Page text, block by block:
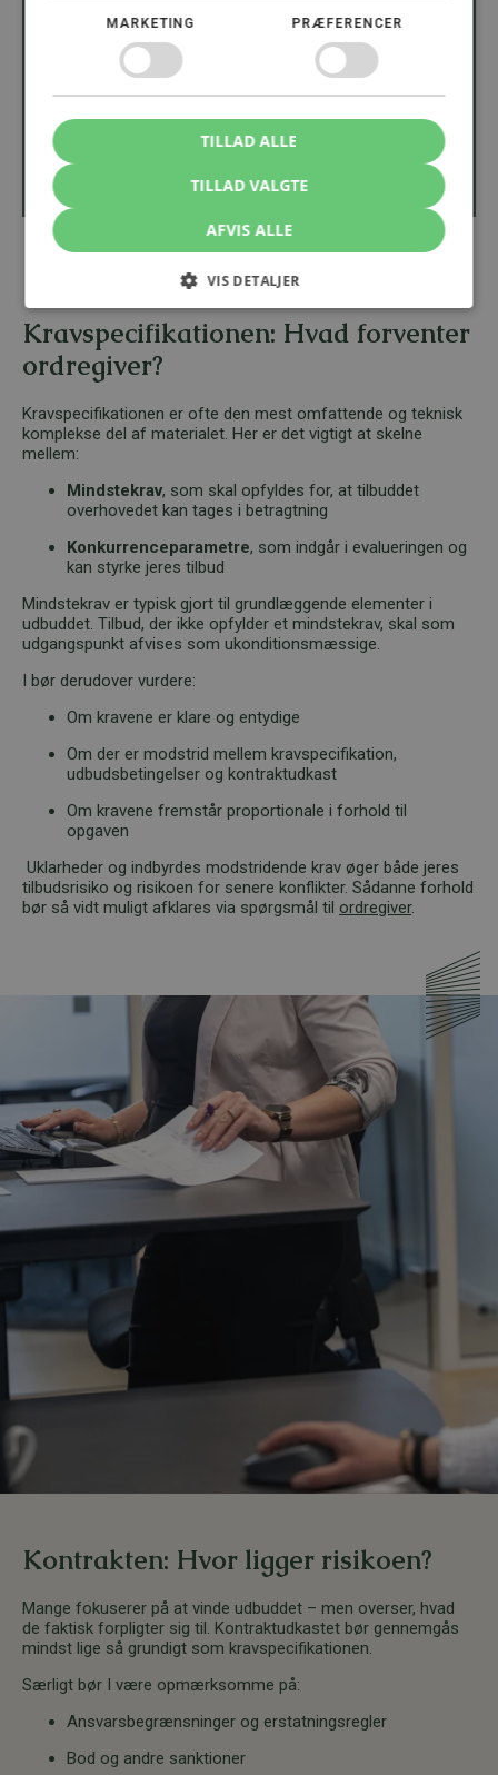
25+ dygtige kollegaer
Mød hele holdet
+45 72 30 12 05
Eller skriv til os 24/7
mail@stormadvokatfirma.dk
Kravspecifikationen: Hvad forventer
ordregiver?
Kravspecifikationen er ofte den mest omfattende og teknisk
komplekse del af materialet. Her er det vigtigt at skelne
mellem:
Mindstekrav, som skal opfyldes for, at tilbuddet
overhovedet kan tages i betragtning
Konkurrenceparametre, som indgår i evalueringen og
kan styrke jeres tilbud
Mindstekrav er typisk gjort til grundlæggende elementer i
udbuddet. Tilbud, der ikke opfylder et mindstekrav, skal som
udgangspunkt afvises som ukonditionsmæssige.
I bør derudover vurdere:
Om kravene er klare og entydige
Om der er modstrid mellem kravspecifikation,
udbudsbetingelser og kontraktudkast
Om kravene fremstår proportionale i forhold til
opgaven
Uklarheder og indbyrdes modstridende krav øger både jeres
tilbudsrisiko og risikoen for senere konflikter. Sådanne forhold
bør så vidt muligt afklares via spørgsmål til ordregiver.
Kontrakten: Hvor ligger risikoen?
Mange fokuserer på at vinde udbuddet – men overser, hvad
de faktisk forpligter sig til. Kontraktudkastet bør gennemgås
mindst lige så grundigt som kravspecifikationen.
Særligt bør I være opmærksomme på:
Ansvarsbegrænsninger og erstatningsregler
Bod og andre sanktioner
MARKETING PRÆFERENCER
TILLAD VALGTE
TILLAD ALLE
AFVIS ALLE
VIS DETALJER